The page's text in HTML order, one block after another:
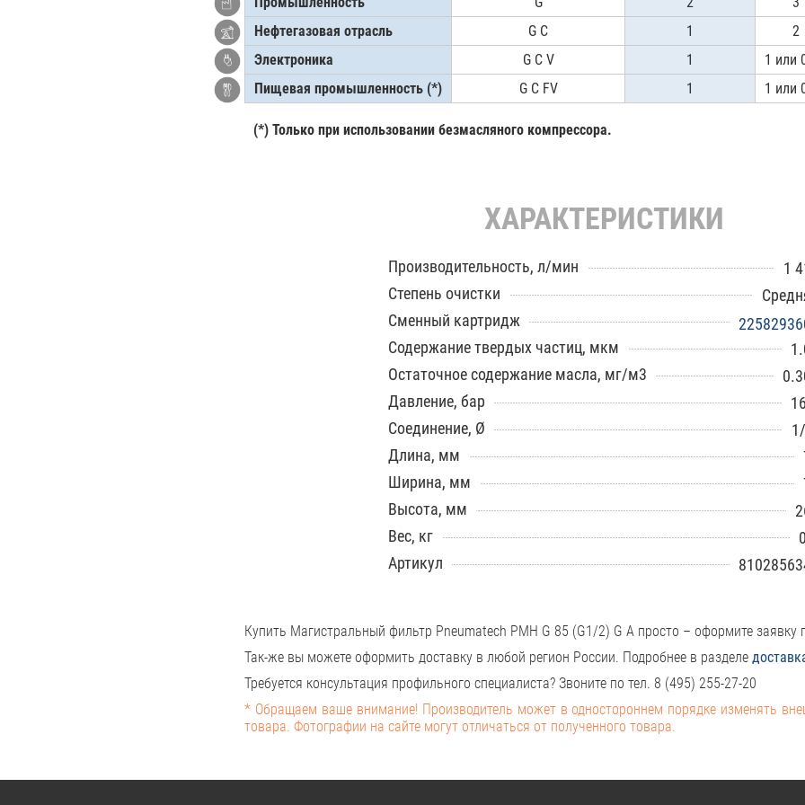
Нефтегазовая отрасль
G C 1
2
Электроника
G C V 1
1 или
Пищевая промышленность (*)
G C FV 1 1 или
(*) Только при использовании безмасляного компрессора.
ХАРАКТЕРИСТИКИ
Производительность, л/мин
1
Степень очистки
Сменный картридж
Содержание твердых частиц, мкм
Остаточное содержание масла, мг/м3
Давление, бар
Соединение, Ø
Длина, мм
Ширина, мм
Высота, мм
Вес, кг
Артикул
Купить Магистральный фильтр Pneumatech PMH G 85 (G1/2) G A просто – оформите
Так-же вы можете оформить доставку в любой регион России. Подробнее в разделе
Требуется консультация профильного специалиста? Звоните по тел. 8 (495) 255-27-20
* Обращаем ваше внимание! Производитель может в одностороннем порядке изменять
товара. Фотографии на сайте могут отличаться от полученного товара.